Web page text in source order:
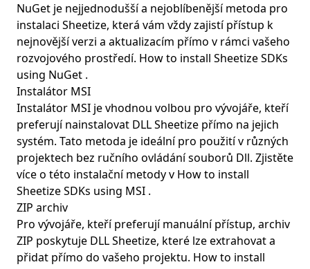
NuGet je nejjednodušší a nejoblíbenější metoda pro
instalaci Sheetize, která vám vždy zajistí přístup k
nejnovější verzi a aktualizacím přímo v rámci vašeho
rozvojového prostředí. How to install Sheetize SDKs
using NuGet .
Instalátor MSI
Instalátor MSI je vhodnou volbou pro vývojáře, kteří
preferují nainstalovat DLL Sheetize přímo na jejich
systém. Tato metoda je ideální pro použití v různých
projektech bez ručního ovládání souborů Dll. Zjistěte
více o této instalační metody v How to install
Sheetize SDKs using MSI .
ZIP archiv
Pro vývojáře, kteří preferují manuální přístup, archiv
ZIP poskytuje DLL Sheetize, které lze extrahovat a
přidat přímo do vašeho projektu. How to install